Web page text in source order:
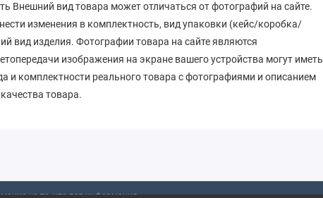
Внешний вид товара может отличаться от фотографий на сайте.
изменения в комплектность, вид упаковки (кейс/коробка/
вид изделия. Фотографии товара на сайте являются
изображения на экране вашего устройства могут иметь
и комплектности реального товара с фотографиями и описанием
товара.